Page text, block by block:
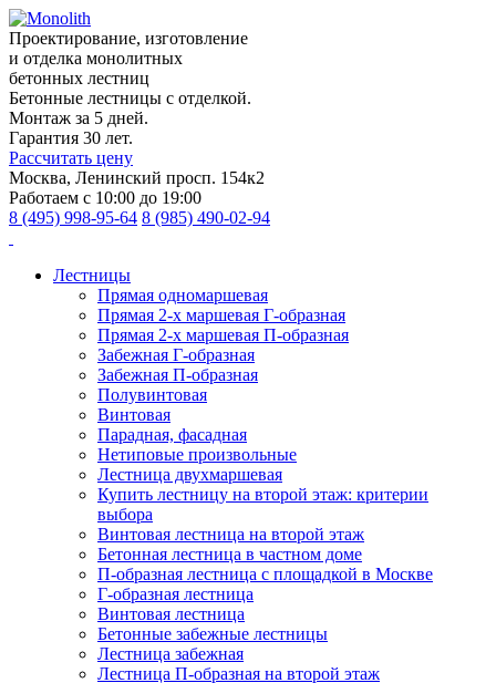
Проектирование, изготовление
и отделка монолитных
бетонных лестниц
Бетонные лестницы с отделкой.
Монтаж за 5 дней.
Гарантия 30 лет.
Рассчитать цену
Москва, Ленинский просп. 154к2
Работаем с 10:00 до 19:00
8 (495) 998-95-64 8 (985) 490-02-94
Лестницы
Прямая одномаршевая
Прямая 2-х маршевая Г-образная
Прямая 2-х маршевая П-образная
Забежная Г-образная
Забежная П-образная
Полувинтовая
Винтовая
Парадная, фасадная
Нетиповые произвольные
Лестница двухмаршевая
Купить лестницу на второй этаж: критерии
выбора
Винтовая лестница на второй этаж
Бетонная лестница в частном доме
П-образная лестница с площадкой в Москве
Г-образная лестница
Винтовая лестница
Бетонные забежные лестницы
Лестница забежная
Лестница П-образная на второй этаж